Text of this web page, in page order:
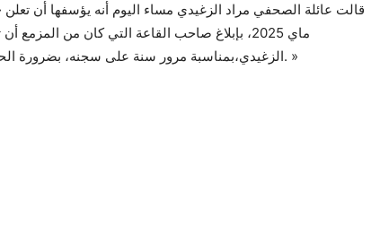
ماي 2025، بإبلاغ صاحب القاعة التي كان من
الزغيدي،بمناسبة مرور سنة على سجنه، بضرورة الحصول على ترخيص مسبق لتنظيم هذا الحدث. »